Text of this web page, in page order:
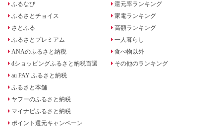
ふるなび
ふるさとチョイス
さとふる
ふるさとプレミアム
ANAのふるさと納税
dショッピングふるさと納税百選
au PAY ふるさと納税
ふるさと本舗
ヤフーのふるさと納税
マイナビふるさと納税
ポイント還元キャンペーン
還元率ランキング
家電ランキング
高額ランキング
一人暮らし
食べ物以外
その他のランキング